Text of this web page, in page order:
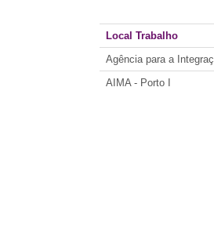
Local Trabalho
Agência para a
AIMA - Porto I